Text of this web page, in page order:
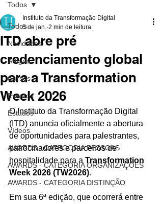
Todos
Novidades
Artigos
Cursos
Eventos
Estudos
Vídeos
AWARDS - CATEGORIA PESSOAS
AWARDS - CATEGORIA ORGANIZAÇÕES
AWARDS - CATEGORIA DISTINÇÃO
Todos
ITD abre pré
credenciamento global
para a Transformation
Week 2026
Instituto da Transformação Digital
5 de jan. 2 min de leitura
O Instituto da Transformação Digital
(ITD) anuncia oficialmente a abertura
de oportunidades para palestrantes,
patrocinadores e parceiros de
hospitalidade para a Transformation
Week 2026 (TW2026).
Em sua 6ª edição, que ocorrerá entre